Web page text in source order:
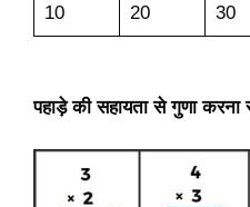
10 20 30
पहाड़े की सहायता से गुणा करना